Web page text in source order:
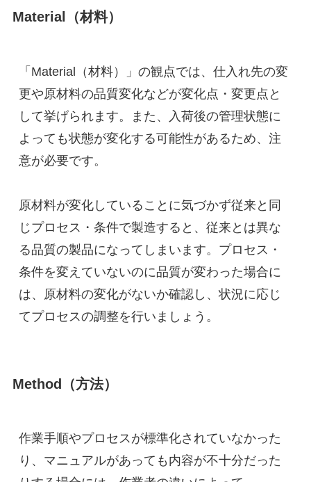
Material（材料）
「Material（材料）」の観点では、仕入れ先の変
更や原材料の品質変化などが変化点・変更点と
して挙げられます。また、入荷後の管理状態に
よっても状態が変化する可能性があるため、注
意が必要です。
原材料が変化していることに気づかず従来と同
じプロセス・条件で製造すると、従来とは異な
る品質の製品になってしまいます。プロセス・
条件を変えていないのに品質が変わった場合に
は、原材料の変化がないか確認し、状況に応じ
てプロセスの調整を行いましょう。
Method（方法）
作業手順やプロセスが標準化されていなかった
り、マニュアルがあっても内容が不十分だった